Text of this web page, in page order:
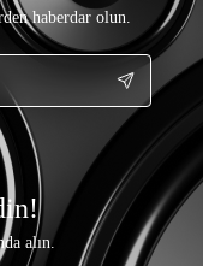
haberdar olun.
alın.